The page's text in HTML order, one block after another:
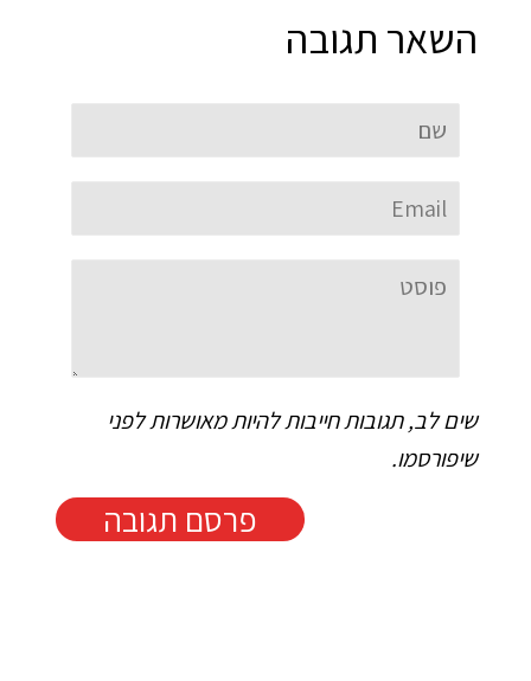
השאר תגובה
שם
Email
פוסט
שים לב, תגובות חייבות להיות מאושרות לפני
שיפורסמו.